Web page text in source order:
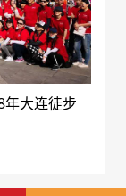
年大连徒步